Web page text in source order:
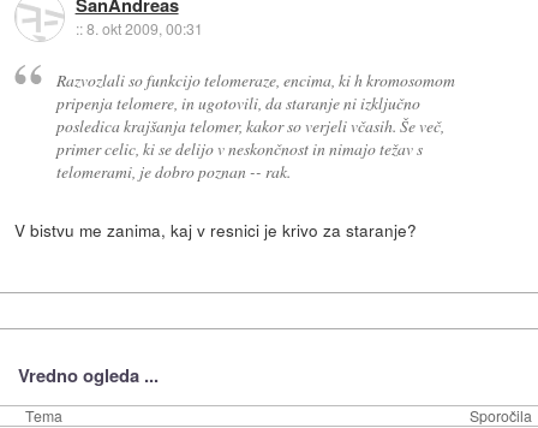
::8. okt 2009, 00:31
Razvozlali so funkcijo telomeraze, encima, ki h kromosomom
pripenja telomere, in ugotovili, da staranje ni izključno
posledica krajšanja telomer, kakor so verjeli včasih. Še več,
primer celic, ki se delijo v neskončnost in nimajo težav s
telomerami, je dobro poznan -- rak.
V bistvu me zanima, kaj v resnici je krivo za staranje?
Vredno ogleda ...
Tema Sporočila